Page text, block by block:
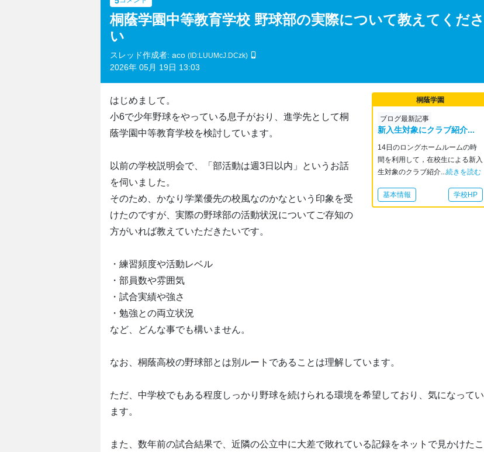
桐蔭学園中等教育学校 野球部の実際について教えてくださ
い
スレッド作成者: aco (ID:LUUMcJ.DCzk)
2026年 05月 19日 13:03
桐蔭学園
ブログ最新記事
新入生対象にクラブ紹介...
14日のロングホームルームの時
間を利用して，在校生による新入
生対象のクラブ紹介...続きを読む
基本情報 学校HP
はじめまして。
小6で少年野球をやっている息子がおり、進学先として桐
蔭学園中等教育学校を検討しています。
以前の学校説明会で、「部活動は週3日以内」というお話
を伺いました。
そのため、かなり学業優先の校風なのかなという印象を受
けたのですが、実際の野球部の活動状況についてご存知の
方がいれば教えていただきたいです。
・練習頻度や活動レベル
・部員数や雰囲気
・試合実績や強さ
・勉強との両立状況
など、どんな事でも構いません。
なお、桐蔭高校の野球部とは別ルートであることは理解しています。
ただ、中学校でもある程度しっかり野球を続けられる環境を希望しており、気になってい
ます。
また、数年前の試合結果で、近隣の公立中に大差で敗れている記録をネットで見かけたこ